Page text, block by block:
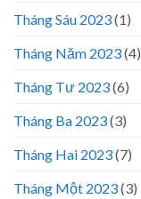
Tháng Sáu 2023(1)
Tháng Năm 2023(4)
Tháng Tư 2023(6)
Tháng Ba 2023(3)
Tháng Hai 2023(7)
Tháng Một 2023(3)